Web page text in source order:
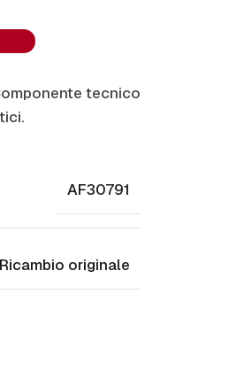
tecnico
AF30791
Ricambio originale